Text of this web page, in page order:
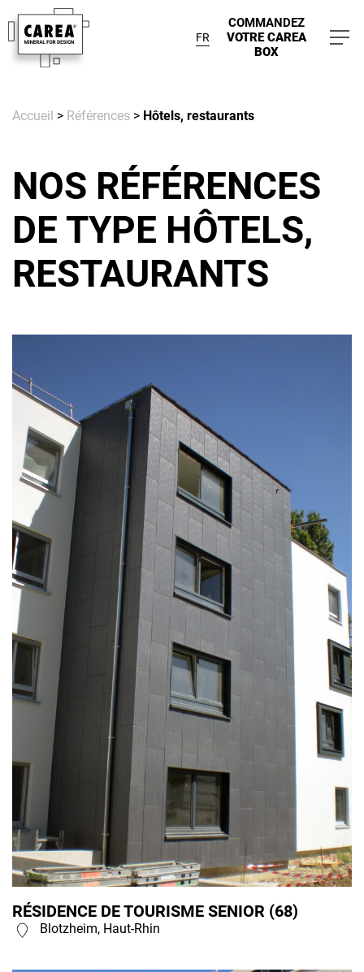
FR
COMMANDEZ
VOTRE CAREA
BOX
Accueil > Références > Hôtels, restaurants
NOS RÉFÉRENCES
DE TYPE HÔTELS,
RESTAURANTS
RÉSIDENCE DE TOURISME SENIOR (68)
Blotzheim, Haut-Rhin